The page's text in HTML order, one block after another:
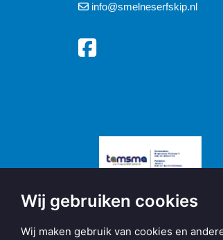
Wij gebruiken cookies
Wij maken gebruik van cookies en
info@smelneserfskip.nl